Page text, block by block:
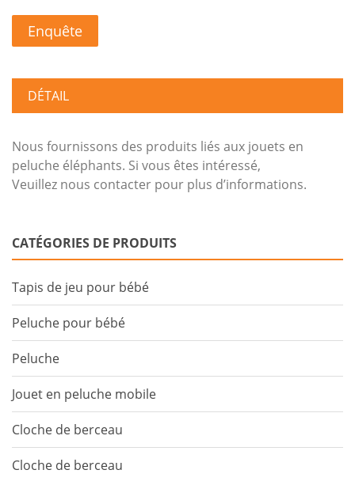
Enquête
DÉTAIL
Nous fournissons des produits liés aux jouets en
peluche éléphants. Si vous êtes intéressé,
Veuillez nous contacter pour plus d’informations.
CATÉGORIES DE PRODUITS
Tapis de jeu pour bébé
Peluche pour bébé
Peluche
Jouet en peluche mobile
Cloche de berceau
Cloche de berceau